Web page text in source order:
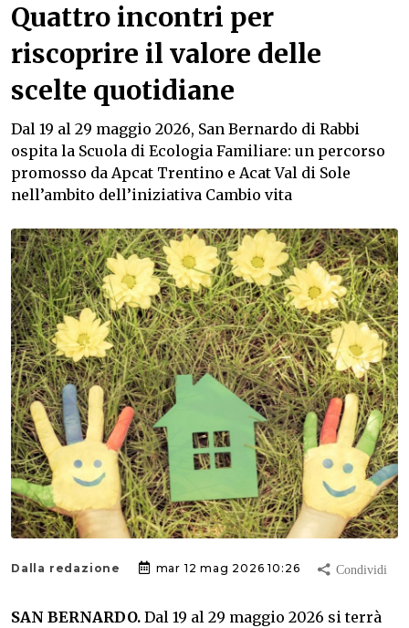
Quattro incontri per
riscoprire il valore delle
scelte quotidiane
Dal 19 al 29 maggio 2026, San Bernardo di Rabbi
ospita la Scuola di Ecologia Familiare: un percorso
promosso da Apcat Trentino e Acat Val di Sole
nell’ambito dell’iniziativa Cambio vita
Dalla redazione mar 12 mag 2026 10:26
SAN BERNARDO. Dal 19 al 29 maggio 2026 si terrà